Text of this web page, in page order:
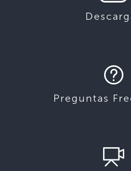
Preguntas